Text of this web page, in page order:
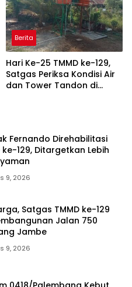
Berita
Hari Ke-25 TMMD ke-129,
Satgas Periksa Kondisi Air
dan Tower Tandon di
Fernando Direhabilitasi
ke-129, Ditargetkan Lebih
9, 2026
Satgas TMMD ke-129
Jalan 750
Jambe
9, 2026